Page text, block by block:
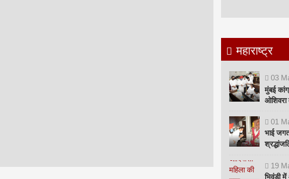
महाराष्ट्र
03
मुंबई
01
भाई
19
भिवंडी में